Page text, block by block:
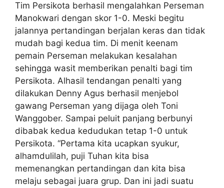
Tim Persikota berhasil mengalahkan Perseman
Manokwari dengan skor 1-0. Meski begitu
jalannya pertandingan berjalan keras dan tidak
mudah bagi kedua tim. Di menit keenam
pemain Perseman melakukan kesalahan
sehingga wasit memberikan penalti bagi tim
Persikota. Alhasil tendangan penalti yang
dilakukan Denny Agus berhasil menjebol
gawang Perseman yang dijaga oleh Toni
Wanggober. Sampai peluit panjang berbunyi
dibabak kedua kedudukan tetap 1-0 untuk
Persikota. “Pertama kita ucapkan syukur,
alhamdulilah, puji Tuhan kita bisa
memenangkan pertandingan dan kita bisa
melaju sebagai juara grup. Dan ini jadi suatu